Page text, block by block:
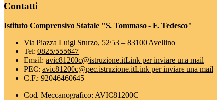
Contatti
Istituto Comprensivo Statale "S. Tommaso - F. Tedesco"
Via Piazza Luigi Sturzo, 52/53 – 83100 Avellino
Tel: 0825/555647
Email: avic81200c@istruzione.itLink per inviare una mail
PEC: avic81200c@pec.istruzione.itLink per inviare una mail
C.F.: 92046460645
Cod. Meccanografico: AVIC81200C